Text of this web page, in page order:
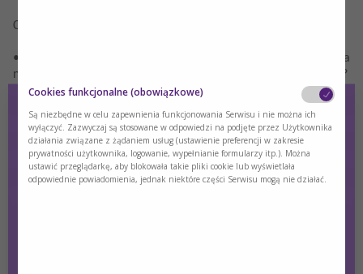
Czego dowiesz się z webinaru?
• Metabolizm pacjenta onkologicznego – czy choroba
nowotworowa zmienia zapotrzebowanie na składniki odżywcze?
• Jak działa układ immunologiczny pacjenta chorującego na
nowotwór? Czy drobne infekcje są dla niego większym
wyzwaniem?
• Czy kwasy tłuszczowe omega 3 to „święty gral” w onkologii?
Co mówią wytyczne w tym zakresie? Czy wszystkie kwasy
Cookies funkcjonalne (obowiązkowe)
Są niezbędne w celu zapewnienia funkcjonowania Serwisu i nie można ich
wyłączyć. Zazwyczaj są stosowane w odpowiedzi na podjęte przez Użytkownika
działania związane z żądaniem usług (ustawienie preferencji w zakresie
prywatności użytkownika, logowanie, wypełnianie formularzy itp.). Można
ustawić przeglądarkę, aby blokowała takie pliki cookie lub wyświetlała
odpowiednie powiadomienia, jednak niektóre części Serwisu mogą nie działać.